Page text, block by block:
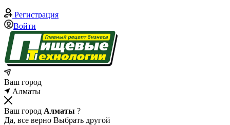
Регистрация
Войти
Ваш город
Алматы
Ваш город Алматы ?
Да, все верно Выбрать другой